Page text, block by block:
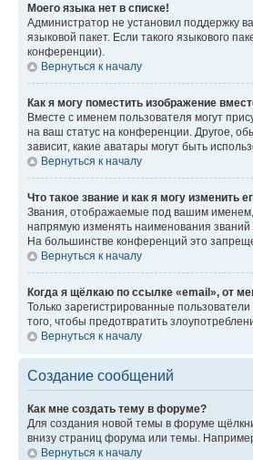
Моего языка нет в списке!
Администратор не установил поддержку
языковой пакет. Если такого языкового
конференции).
Вернуться к началу
Как я могу поместить изображение
Вместе с именем пользователя могут
на ваш статус на конференции. Другое,
зависит, какие аватары могут быть
Вернуться к началу
Что такое звание и как я могу изменить
Звания, отображаемые под вашим
напрямую изменять наименования
На большинстве конференций это
Вернуться к началу
Когда я щёлкаю по ссылке «email», от
Только зарегистрированные
того, чтобы предотвратить
Вернуться к началу
Создание сообщений
Как мне создать тему в форуме?
Для создания новой темы в форуме
внизу страниц форума или темы.
Вернуться к началу